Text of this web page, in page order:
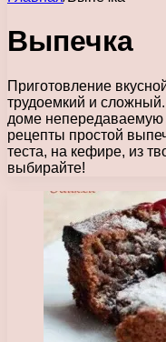
Выпечка
Приготовление
трудоемкий и
доме
рецепты простой
теста, на кефире, из
выбирайте!